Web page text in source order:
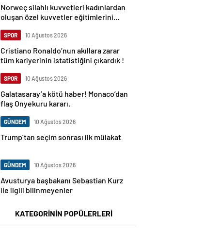
Norweç silahlı kuvvetleri kadınlardan
oluşan özel kuvvetler eğitimlerini
SPOR 10 Ağustos 2026
Cristiano Ronaldo’nun akıllara zarar
tüm kariyerinin istatistiğini çıkardık !
SPOR 10 Ağustos 2026
Galatasaray’a kötü haber! Monaco’dan
flaş Onyekuru kararı.
GÜNDEM 10 Ağustos 2026
Trump’tan seçim sonrası ilk mülakat
GÜNDEM 10 Ağustos 2026
Avusturya başbakanı Sebastian Kurz
ile ilgili bilinmeyenler
KATEGORİNİN POPÜLERLERİ